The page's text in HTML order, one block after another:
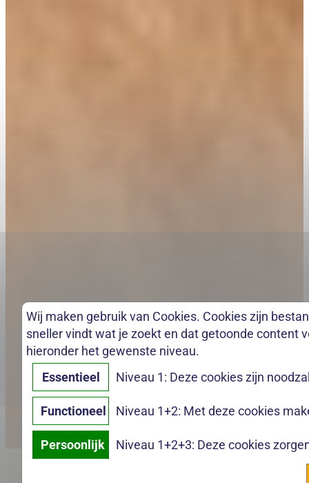
Wij maken gebruik van Cookies. Cookies zijn
sneller vindt wat je zoekt en dat getoonde content
hieronder het gewenste niveau.
Essentieel
Niveau 1: Deze cookies zijn
Functioneel Niveau 1+2: Met deze cookies
Persoonlijk
Niveau 1+2+3: Deze cookies